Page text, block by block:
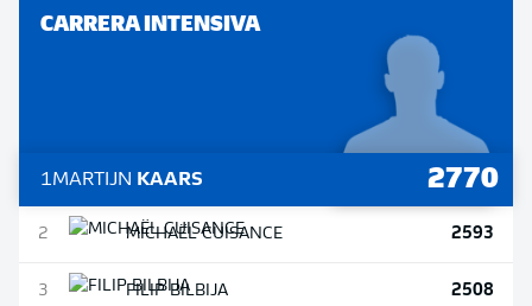
CARRERA INTENSIVA
1MARTIJN KAARS 2770
2 MICHAËLCUISANCE 2593
3 FILIPBILBIJA 2508